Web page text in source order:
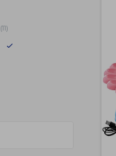
(11)